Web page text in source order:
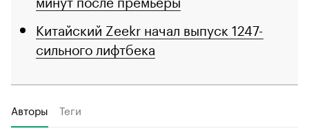
Китайский Zeekr начал выпуск 1247-
сильного лифтбека
Авторы Теги